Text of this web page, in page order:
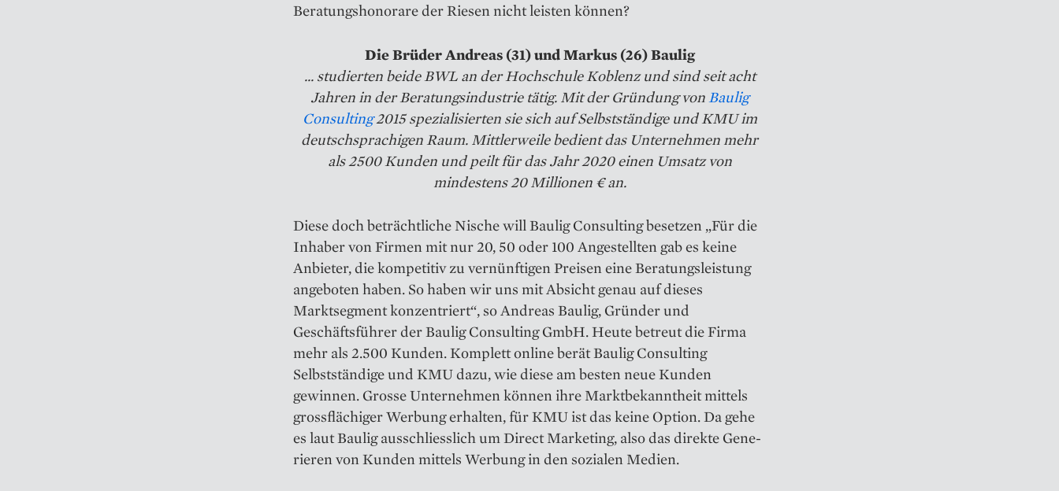
Beratungshonorare der Riesen nicht leisten können?
Die Brüder Andreas (31) und Markus (26) Baulig
... studierten beide BWL an der Hochschule Koblenz und sind seit acht
Jahren in der Beratungsindustrie tätig. Mit der Gründung von Baulig
Consulting2015 spezialisierten sie sich auf Selbstständige und KMU im
deutschsprachigen Raum. Mittlerweile bedient das Unternehmen mehr
als 2500 Kunden und peilt für das Jahr 2020 einen Umsatz von
mindestens 20 Millionen € an.
Diese doch beträchtliche Nische will Baulig Consulting besetzen „Für die
Inhaber von Firmen mit nur 20, 50 oder 100 Angestellten gab es keine
Anbieter, die kompetitiv zu vernünftigen Preisen eine Beratungsleistung
angeboten haben. So haben wir uns mit Absicht genau auf dieses
Marktsegment konzentriert“, so Andreas Baulig, Gründer und
Geschäftsführer der Baulig Consulting GmbH. Heute betreut die Firma
mehr als 2.500 Kunden. Komplett online berät Baulig Consulting
Selbstständige und KMU dazu, wie diese am besten neue Kunden
gewinnen. Grosse Unternehmen können ihre Marktbekanntheit mittels
grossflächiger Werbung erhalten, für KMU ist das keine Option. Da gehe
es laut Baulig ausschliesslich um Direct Marketing, also das direkte Gene­
rieren von Kunden mittels Werbung in den sozialen Medien.